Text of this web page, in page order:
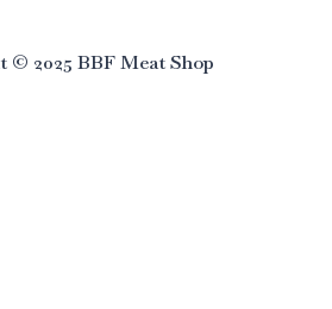
© 2025 BBF Meat Shop